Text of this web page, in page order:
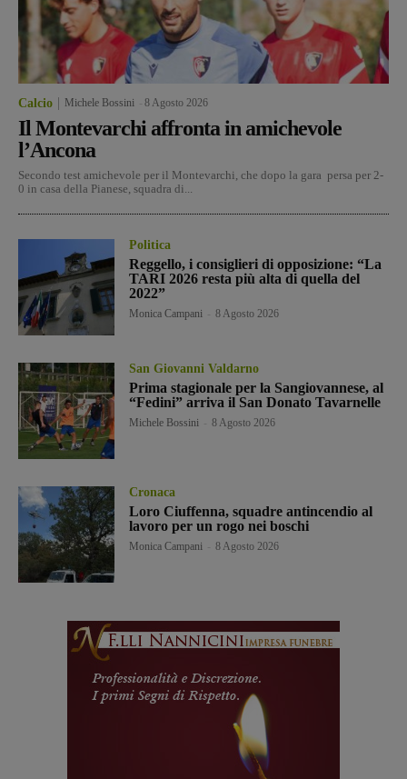
Calcio Michele Bossini 8 Agosto 2026
Il Montevarchi affronta in amichevole
l’Ancona
Secondo test amichevole per il Montevarchi, che dopo la gara persa per 2-
0 in casa della Pianese, squadra di...
Politica
Reggello, i consiglieri di opposizione: “La
TARI 2026 resta più alta di quella del
2022”
Monica Campani 8 Agosto 2026
San Giovanni Valdarno
Prima stagionale per la Sangiovannese, al
“Fedini” arriva il San Donato Tavarnelle
Michele Bossini 8 Agosto 2026
Cronaca
Loro Ciuffenna, squadre antincendio al
lavoro per un rogo nei boschi
Monica Campani 8 Agosto 2026